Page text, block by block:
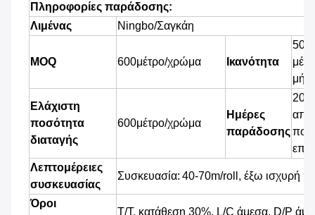
Πληροφορίες παράδοσης:
Λιμένας
Ningbo/Σαγκάη
MOQ 600μέτρο/χρώμα Ικανότητα
500
Ελάχιστη
ποσότητα
διαταγής
600μέτρο/χρώμα
Ημέρες
παράδοσης
20
από
που
Λεπτομέρειες
συσκευασίας
Συσκευασία: 40-70m/roll , έξω ισχυρή
Όροι
T/T, κατάθεση 30%, L/C άμεσα, D/P